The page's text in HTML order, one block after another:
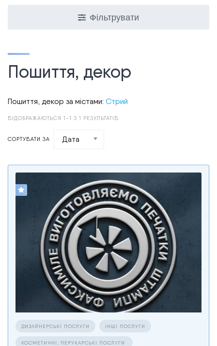
Фільтрувати
Пошиття, декор
Пошиття, декор за містами: Стрий
ВІДОБРАЖАЮТЬСЯ 1-1 З 1 РЕЗУЛЬТАТІВ
СОРТУВАТИ ЗА Дата
ДИЗАЙНЕРСЬКІ ПОСЛУГИ ІНШІ ПОСЛУГИ
КОСМЕТИЧНІ, ПЕРУКАРСЬКІ ПОСЛУГИ